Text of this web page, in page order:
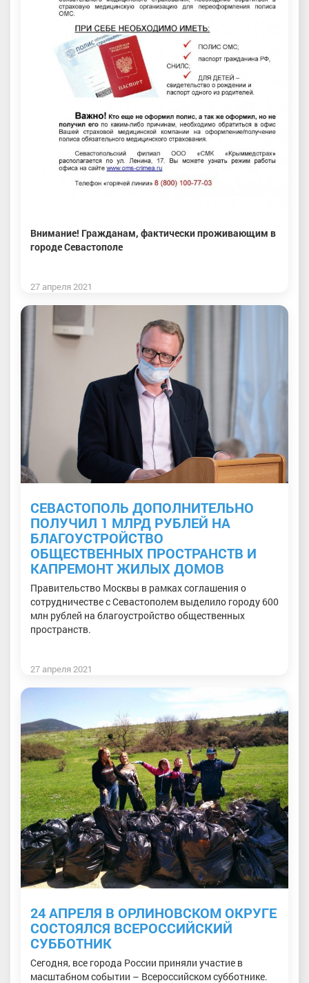
Внимание! Гражданам, фактически проживающим в
городе Севастополе
27 апреля 2021
СЕВАСТОПОЛЬ ДОПОЛНИТЕЛЬНО
ПОЛУЧИЛ 1 МЛРД РУБЛЕЙ НА
БЛАГОУСТРОЙСТВО
ОБЩЕСТВЕННЫХ ПРОСТРАНСТВ И
КАПРЕМОНТ ЖИЛЫХ ДОМОВ
Правительство Москвы в рамках соглашения о
сотрудничестве с Севастополем выделило городу 600
млн рублей на благоустройство общественных
пространств.
27 апреля 2021
24 АПРЕЛЯ В ОРЛИНОВСКОМ ОКРУГЕ
СОСТОЯЛСЯ ВСЕРОССИЙСКИЙ
СУББОТНИК
Сегодня, все города России приняли участие в
масштабном событии – Всероссийском субботнике.